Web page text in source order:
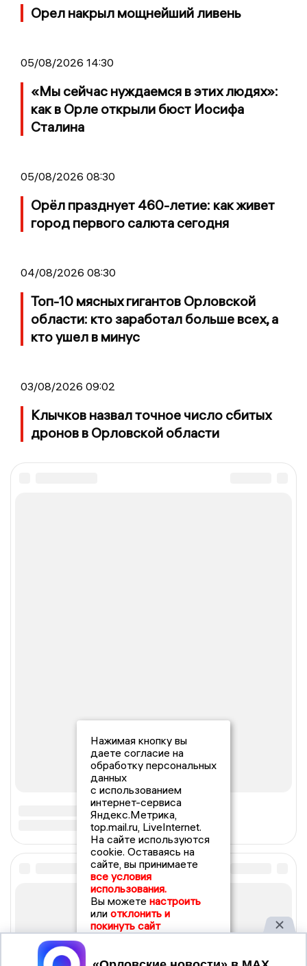
Орел накрыл мощнейший ливень
05/08/2026 14:30
«Мы сейчас нуждаемся в этих людях»:
как в Орле открыли бюст Иосифа
Сталина
05/08/2026 08:30
Орёл празднует 460-летие: как живет
город первого салюта сегодня
04/08/2026 08:30
Топ-10 мясных гигантов Орловской
области: кто заработал больше всех, а
кто ушел в минус
03/08/2026 09:02
Клычков назвал точное число сбитых
дронов в Орловской области
Нажимая кнопку вы
даете согласие на
обработку персональных
данных
с использованием
интернет-сервиса
Яндекс.Метрика,
top.mail.ru, LiveInternet.
На сайте используются
cookie. Оставаясь на
сайте, вы принимаете
все условия
использования.
Вы можете настроить
или отклонить и
покинуть сайт
Принять